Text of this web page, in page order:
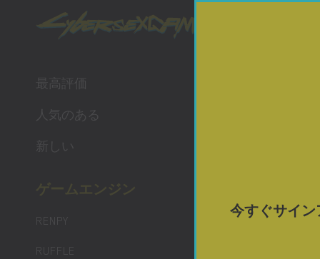
最高評価
人気のある
新しい
今すぐサイン